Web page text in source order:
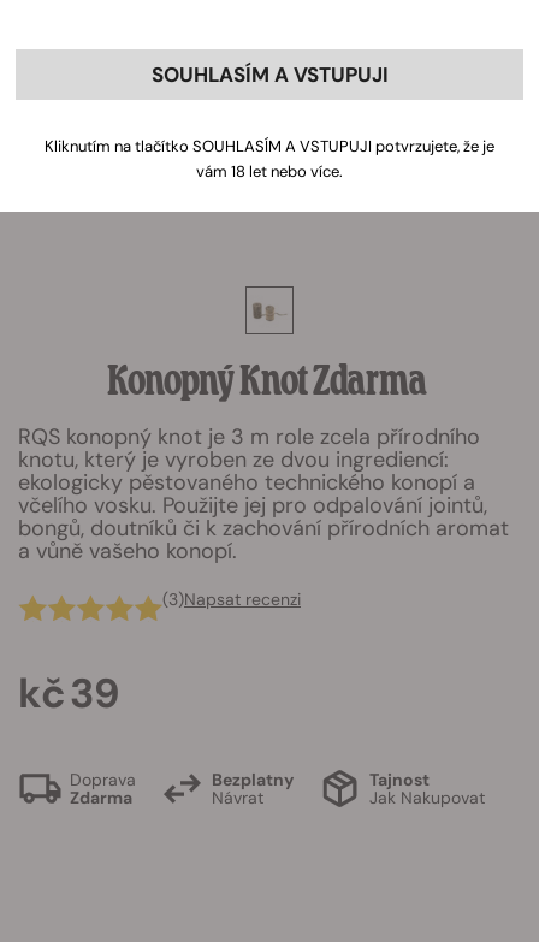
Konopný Knot Zdarma
RQS konopný knot je 3 m role zcela přírodního
knotu, který je vyroben ze dvou ingrediencí:
ekologicky pěstovaného technického konopí a
včelího vosku. Použijte jej pro odpalování jointů,
bongů, doutníků či k zachování přírodních aromat
a vůně vašeho konopí.
(3)Napsat recenzi
kč 39
Doprava
Zdarma
Bezplatny
Návrat
Tajnost
Jak Nakupovat
SOUHLASÍM A VSTUPUJI
Kliknutím na tlačítko SOUHLASÍM A VSTUPUJI potvrzujete, že je
vám 18 let nebo více.